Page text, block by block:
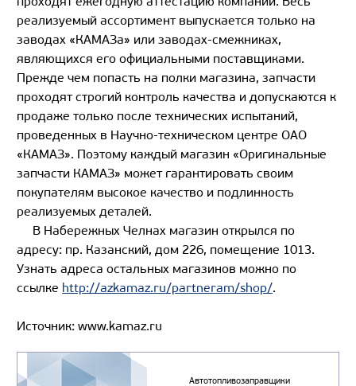
реализуемый ассортимент выпускается только на
заводах «КАМАЗа» или заводах-смежниках,
являющихся его официальными поставщиками.
Прежде чем попасть на полки магазина, запчасти
проходят строгий контроль качества и допускаются к
продаже только после технических испытаний,
проведенных в Научно-техническом центре ОАО
«КАМАЗ». Поэтому каждый магазин «Оригинальные
запчасти КАМАЗ» может гарантировать своим
покупателям высокое качество и подлинность
реализуемых деталей.
В Набережных Челнах магазин открылся по
адресу: пр. Казанский, дом 226, помещение 1013.
Узнать адреса остальных магазинов можно по
ссылке http://azkamaz.ru/partneram/shop/.
Источник: www.kamaz.ru